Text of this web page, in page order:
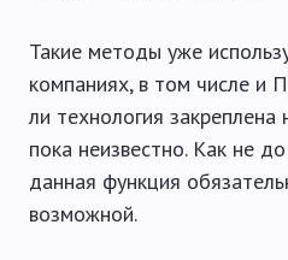
Такие методы уже
компаниях, в том числе и
ли технология
пока неизвестно. Как не
данная функция
возможной.